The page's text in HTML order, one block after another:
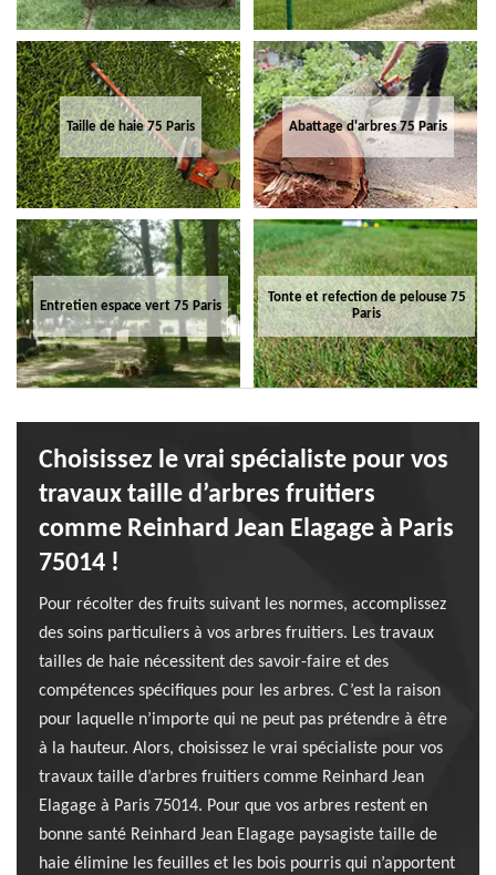
Taille de haie 75 Paris Abattage d'arbres 75 Paris
Entretien espace vert 75 Paris
Tonte et refection de pelouse 75
Paris
Choisissez le vrai spécialiste pour vos
travaux taille d’arbres fruitiers
comme Reinhard Jean Elagage à Paris
75014 !
Pour récolter des fruits suivant les normes, accomplissez
des soins particuliers à vos arbres fruitiers. Les travaux
tailles de haie nécessitent des savoir-faire et des
compétences spécifiques pour les arbres. C’est la raison
pour laquelle n’importe qui ne peut pas prétendre à être
à la hauteur. Alors, choisissez le vrai spécialiste pour vos
travaux taille d’arbres fruitiers comme Reinhard Jean
Elagage à Paris 75014. Pour que vos arbres restent en
bonne santé Reinhard Jean Elagage paysagiste taille de
haie élimine les feuilles et les bois pourris qui n’apportent